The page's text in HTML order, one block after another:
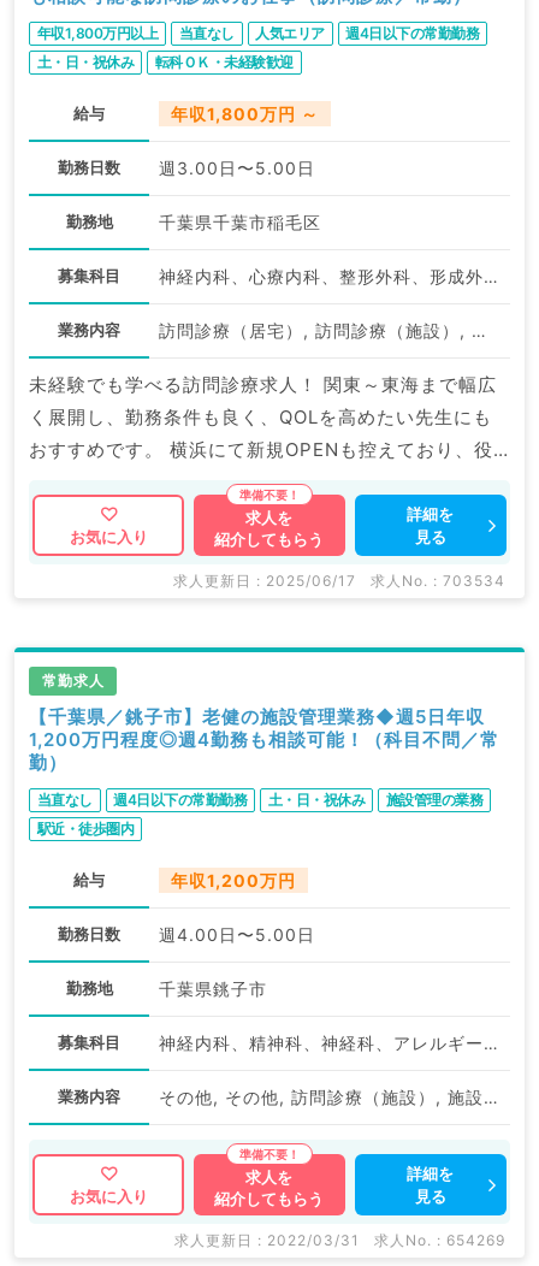
年収1,800万円以上 当直なし 人気エリア
週4日以下の常勤勤務
土・日・祝休み
転科ＯＫ・未経験歓迎
給与 年収1,800万円 ～
勤務日数 週3.00日〜5.00日
勤務地 千葉県千葉市稲毛区
募集科目 神経内科、心療内科、整形外科、形成外科、美容外科、脳神経外科、呼吸器外科、心臓血管外科、小児外科、泌尿器科、一般内科、循環器内科、呼吸器内科、消化器内科、内分泌・代謝内科、腎臓内科、老年内科、外科系全般、一般外科、消化器外科、乳腺外科、膠原病科、スポーツ整形外科、大腸・肛門外科、脊髄・脊椎外科
業務内容 訪問診療（居宅）, 訪問診療（施設）, その他
未経験でも学べる訪問診療求人！ 関東～東海まで幅広
く展開し、勤務条件も良く、QOLを高めたい先生にも
おすすめです。 横浜にて新規OPENも控えており、役
職採用なども検討可。 状況に合わせ、条件提示をいた
だけますので、ぜひご検討ください。 マイナビ
DOCTORでは病院やクリニックなどの医療機関求人は
もちろんのこと、 掲載情報以外にも産業医等の企業系
にお問合せ下さい。
お気に入り
求人を
紹介してもらう
詳細を
見る
求人更新日 : 2025/06/17 求人No. : 703534
常勤求人
【千葉県／銚子市】老健の施設管理業務◆週5日年収
1,200万円程度◎週4勤務も相談可能！（科目不問／常
勤）
当直なし 週4日以下の常勤勤務 土・日・祝休み
施設管理の業務
駅近・徒歩圏内
給与 年収1,200万円
勤務日数 週4.00日〜5.00日
勤務地 千葉県銚子市
募集科目 神経内科、精神科、神経科、アレルギー科、リウマチ科、小児科、整形外科、形成外科、美容外科、脳神経外科、呼吸器外科、心臓血管外科、小児外科、皮膚科、泌尿器科、産婦人科、産科、婦人科、眼科、耳鼻咽喉科、気管食道科、リハビリテーション科、麻酔科、ペインクリニック、人工透析科、緩和ケア科、一般内科、循環器内科、呼吸器内科、消化器内科、内分泌・代謝内科、腎臓内科、血液内科、外科系全般、一般外科、消化器外科、乳腺外科、総合診療科、美容皮膚科、健診・人間ドック、救急科・ＩＣＵ、病理科、基礎医学系、膠原病科、スポーツ整形外科、大腸・肛門外科、その他、脊髄・脊椎外科、科目不問
業務内容 その他, その他, 訪問診療（施設）, 施設管理
お気に入り
求人を
紹介してもらう
詳細を
見る
求人更新日 : 2022/03/31 求人No. : 654269